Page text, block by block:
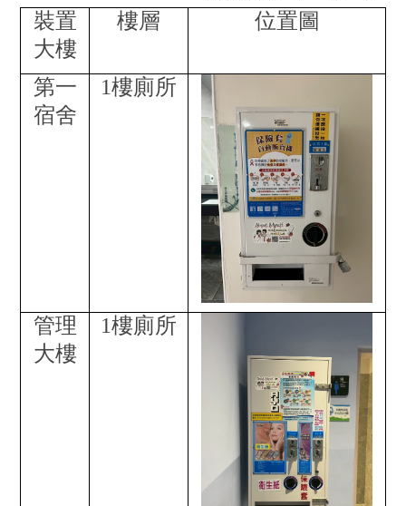
生活輔導組
原住民族學生資源中心
體育室
裝置
大樓
樓層 位置圖
第一
宿舍
1樓廁所
管理
大樓
1樓廁所